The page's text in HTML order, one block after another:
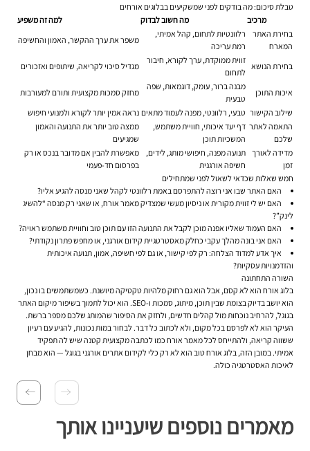
טבלת סיכום: מה בודקים לפני שמשקיעים בבלוגים אורחים
מרכיב
מה חשוב לבדוק
למה זה משפיע
בחירת האתר
המארח
רלוונטיות לתחום, קהל אמיתי,
רמת עריכה
משפר את ערך ההקשר, האמון והחשיפה
בחירת הנושא
זווית ממוקדת, ערך לקורא, חיבור
לתחום
מגדיל סיכוי לקריאה, שיתופים ואזכורים
איכות התוכן
מבנה ברור, עומק, דוגמאות, שפה
טבעית
מחזק סמכות מקצועית ותורם למעורבות
שילוב הקישור טבעי, רלוונטי, מפנה לעמוד מתאים נראה אמין יותר לקורא ולמנועי חיפוש
התאמה לאתר
שלכם
דף יעד איכותי, חוויית משתמש,
המשכיות תוכן
ממצה טוב יותר את התנועה והאמון
שמגיעים
מדידה לאורך
זמן
תנועה מפנה, חיפושי מותג, לידים,
חשיפה אורגנית
מאפשרת להבין אם מדובר בנכס או רק
בפרסום חד-פעמי
חמש שאלות שכדאי לשאול לפני שמתחילים
האם האתר שבו אני רוצה להתפרסם באמת רלוונטי לקהל שאני מנסה להגיע אליו?
האם יש לי זווית מקורית או ניסיון מעשי שמצדיק מאמר אורח, או שאני רק מנסה “להשיג
לינק”?
האם העמוד שאליו אפנה מוכן לקבל את התנועה הזו עם תוכן טוב וחוויית משתמש ראויה?
האם אני בונה מהלך עקבי כחלק מאסטרטגיית קידום אורגני, או מחפש פתרון נקודתי?
איך אדע למדוד הצלחה: רק לפי קישור, או גם לפי חשיפה, אמון, תנועה איכותית
והזדמנויות עסקיות?
השורה התחתונה
בלוג אורח הוא לא קסם, אבל הוא גם רחוק מלהיות טקטיקה מיושנת. כשמשתמשים בו נכון,
הוא יושב בדיוק בצומת שבין תוכן, מיתוג, סמכות ו-SEO. הוא יכול לתמוך בשיפור מיקום האתר
בגוגל, להרחיב נוכחות מול קהלים חדשים, ולחזק את הסיפור שהמותג שלכם מספר ברשת.
העיקר הוא לא לפרסם בכל מקום, ולא לכתוב כל דבר. לבחור במות נכונות, להגיע עם רעיון
ששווה קריאה, ולהתייחס לכל מאמר אורח כמו לכתבה מקצועית קטנה שיש לה תפקיד
אמיתי. במובן הזה, בלוג אורח טוב הוא לא רק כלי לקידום אתרים אורגני בגוגל — הוא מבחן
לאיכות האסטרטגיה כולה.
מאמרים נוספים שיעניינו אותך